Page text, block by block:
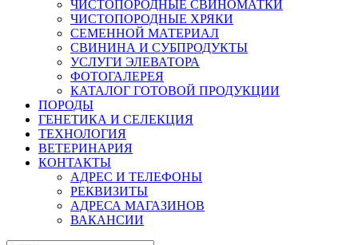
ЧИСТОПОРОДНЫЕ СВИНОМАТКИ
ЧИСТОПОРОДНЫЕ ХРЯКИ
СЕМЕННОЙ МАТЕРИАЛ
СВИНИНА И СУБПРОДУКТЫ
УСЛУГИ ЭЛЕВАТОРА
ФОТОГАЛЕРЕЯ
КАТАЛОГ ГОТОВОЙ ПРОДУКЦИИ
ПОРОДЫ
ГЕНЕТИКА И СЕЛЕКЦИЯ
ТЕХНОЛОГИЯ
ВЕТЕРИНАРИЯ
КОНТАКТЫ
АДРЕС И ТЕЛЕФОНЫ
РЕКВИЗИТЫ
АДРЕСА МАГАЗИНОВ
ВАКАНСИИ